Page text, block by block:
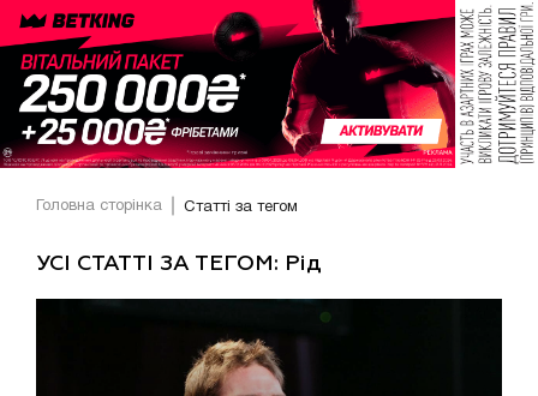
Головна сторінка Статті за тегом
УСІ СТАТТІ ЗА ТЕГОМ: Рід